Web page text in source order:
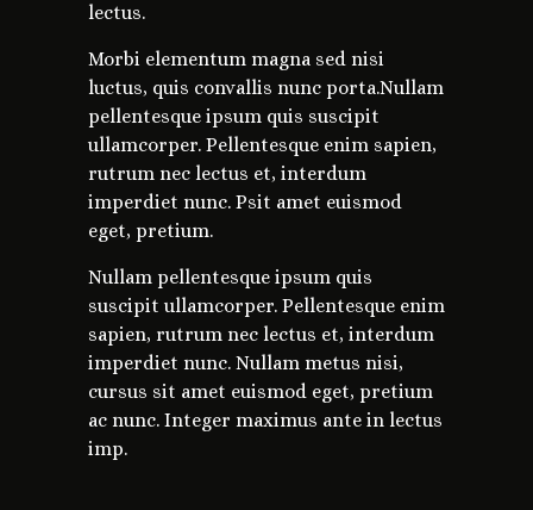
lectus.
Morbi elementum magna sed nisi
luctus, quis convallis nunc porta.Nullam
pellentesque ipsum quis suscipit
ullamcorper. Pellentesque enim sapien,
rutrum nec lectus et, interdum
imperdiet nunc. Psit amet euismod
eget, pretium.
Nullam pellentesque ipsum quis
suscipit ullamcorper. Pellentesque enim
sapien, rutrum nec lectus et, interdum
imperdiet nunc. Nullam metus nisi,
cursus sit amet euismod eget, pretium
ac nunc. Integer maximus ante in lectus
imp.